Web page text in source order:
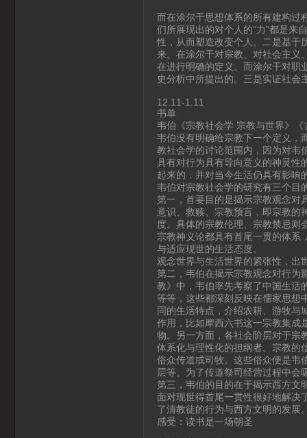
而在涂尔干思想体系的所有建构过
们所展现出的对个人的“力”都是来
性，从而塑造改变个人。二是基于
来。在涂尔干对宗教、对社会主义
在进行明确的定义。而涂尔干对职
史分析中所提出的。三是实证社会
12.11-1.11
书单
韦伯《宗教社会学 宗教与世界》
韦伯没有明确给宗教下一个定义，
教社会学的讨论范围内，因为对韦
具有对行为具有导向意义的神灵性
起来的，并对当今生活仍具有影响
韦伯对宗教社会学的研究有三个目
第一，首要目的是揭示宗教观念对
意识、救赎、宗教预言，即宗教的
度。具体的宗教伦理、宗教禁忌则
宗教神义论都具有首尾一贯的体系
与适应现世的生活态度。
观念世界与生活世界的紧张性，出
第二，韦伯在揭示宗教观念对行为
教》中，韦伯率先考察了中国生活
等等，这些都深刻反映在儒家思想
同的生活特点，介绍农耕、游牧与
作用，比如摩西六书这一宗教集成
物。另一方面，各社会阶层对于宗
体系化与理性化的担纲者。宗教的
俗众传道或司牧。这些俗众便是韦
层等。为了传道祭司经营过程中会
第三，韦伯的目的在于揭示西方文
面对现世得首尾一贯性很好地解决
了清教徒的行为与西方文明的发展
感受：读书是一场朝圣